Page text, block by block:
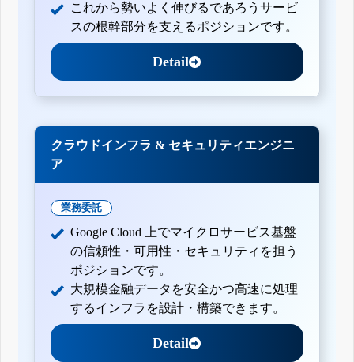
これから勢いよく伸びるであろうサービ
スの根幹部分を支えるポジションです。
Detail
クラウドインフラ & セキュリティエンジニ
ア
業務委託
Google Cloud 上でマイクロサービス基盤
の信頼性・可用性・セキュリティを担う
ポジションです。
大規模金融データを安全かつ高速に処理
するインフラを設計・構築できます。
Detail